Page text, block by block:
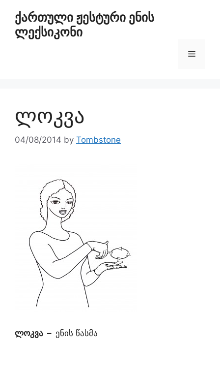
ქართული ჟესტური ენის
ლექსიკონი
ლოკვა
04/08/2014 by Tombstone
ლოკვა – ენის წასმა